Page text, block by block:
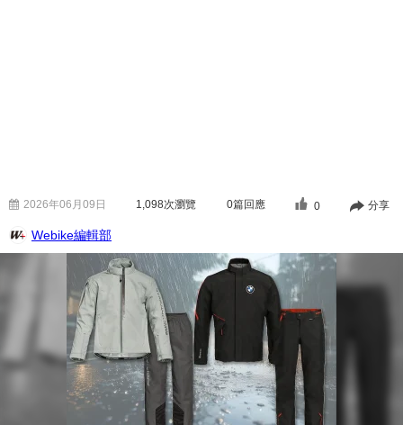
2026年06月09日 1,098次瀏覽 0篇回應 0 分享
Webike編輯部